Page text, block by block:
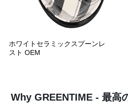
ホワイトセラミックスプーンレ
スト OEM
Why GREENTIME - 最高